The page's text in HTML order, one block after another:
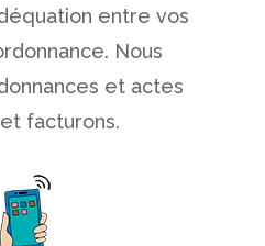
entre vos
Nous
et actes
facturons.